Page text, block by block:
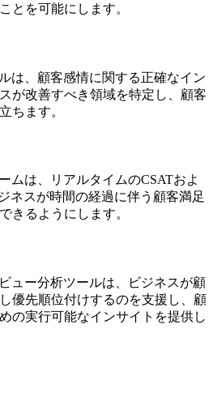
とを可能にします。
は、顧客感情に関する正確なイン
が改善すべき領域を特定し、顧客
ちます。
ムは、リアルタイムのCSATおよ
ネスが時間の経過に伴う顧客満足
きるようにします。
ュー分析ツールは、ビジネスが顧
優先順位付けするのを支援し、顧
の実行可能なインサイトを提供し